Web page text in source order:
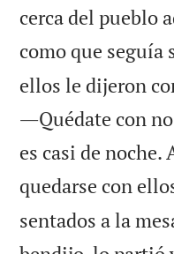
cerca del pueblo
como que seguía
ellos le dijeron
―Quédate con
es casi de
quedarse con
sentados a la